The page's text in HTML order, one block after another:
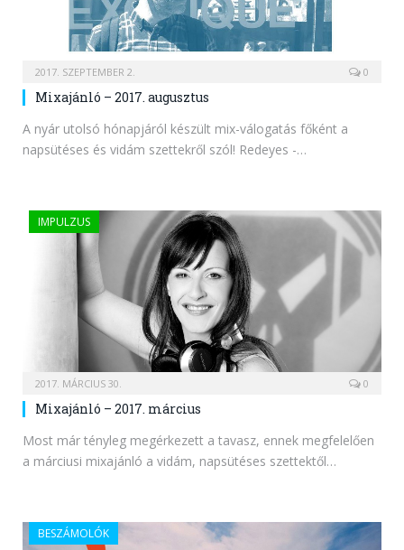
2017. SZEPTEMBER 2. 0
Mixajánló – 2017. augusztus
A nyár utolsó hónapjáról készült mix-válogatás főként a
napsütéses és vidám szettekről szól! Redeyes -…
IMPULZUS
2017. MÁRCIUS 30. 0
Mixajánló – 2017. március
Most már tényleg megérkezett a tavasz, ennek megfelelően
a márciusi mixajánló a vidám, napsütéses szettektől…
BESZÁMOLÓK